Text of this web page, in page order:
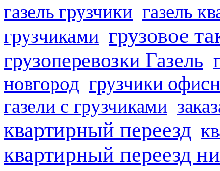
газель грузчики газель
грузчиками грузовое
грузоперевозки Газель
новгород грузчики
газели с грузчиками
квартирный переезд
квартирный переезд